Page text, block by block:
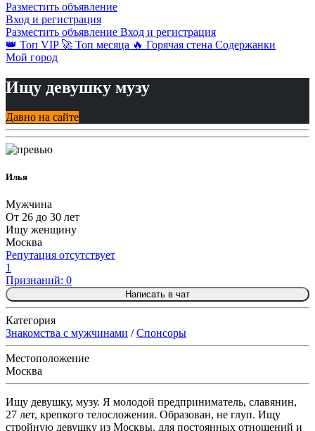
Разместить объявление
Вход и регистрация
Разместить объявление Вход и регистрация
👑 Топ VIP 🚀 Топ месяца 🔥 Горячая стена Содержанки
Мой город
Ищу девушку музу
Давно на сайте
Илья
Мужчина
От 26 до 30 лет
Ищу женщину
Москва
Репутация отсутствует
1
Признаний: 0
Написать в чат
Категория
Знакомства с мужчинами /Спонсоры
Местоположение
Москва
Ищу девушку, музу. Я молодой предприниматель, славянин,
27 лет, крепкого телосложения. Образован, не глуп. Ищу
стройную девушку из Москвы, для постоянных отношений и